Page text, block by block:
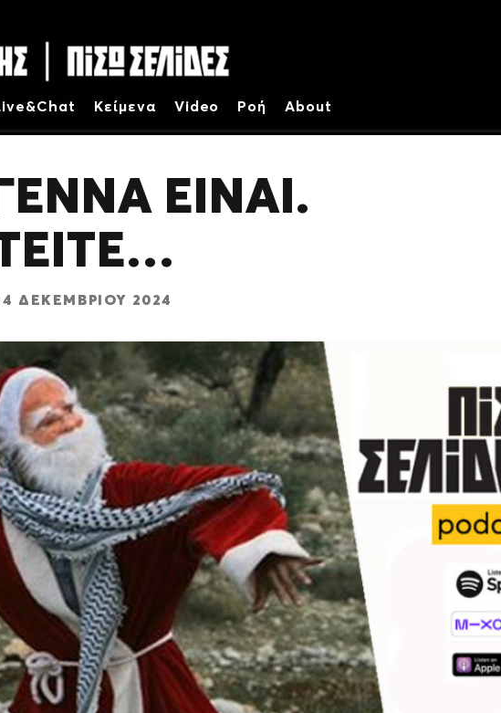
Κείμενα Video Ροή About
ΕΙΝΑΙ.
ΔΕΚΕΜΒΡΊΟΥ 2024